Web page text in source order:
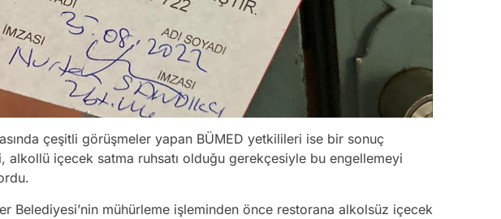
çeşitli görüşmeler yapan BÜMED yetkilileri ise bir sonuç
alkollü içecek satma ruhsatı olduğu gerekçesiyle bu engellemeyi
Belediyesi’nin mühürleme işleminden önce restorana alkolsüz içecek